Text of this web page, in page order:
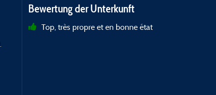
Bewertung der Unterkunft
Top, très propre et en bonne état